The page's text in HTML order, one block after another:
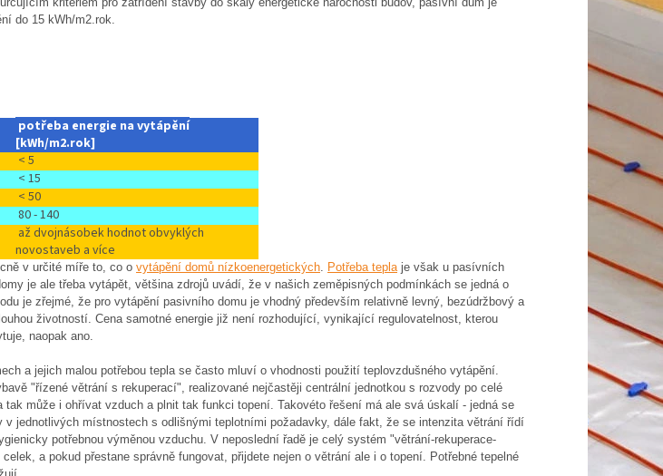
do 15 kWh/m2.rok.
potřeba energie na vytápění
[kWh/m2.rok]
< 5
< 15
< 50
80 - 140
až dvojnásobek hodnot obvyklých
novostaveb a více
v určité míře to, co o vytápění domů nízkoenergetických Potřeba tepla je však u pasívních
je ale třeba vytápět, většina zdrojů uvádí, že v našich zeměpisných podmínkách se jedná o
je zřejmé, že pro vytápění pasivního domu je vhodný především relativně levný, bezúdržbový a
životností. Cena samotné energie již není rozhodující, vynikající regulovatelnost, kterou
naopak ano.
a jejich malou potřebou tepla se často mluví o vhodnosti použití teplovzdušného vytápění.
"řízené větrání s rekuperací", realizované nejčastěji centrální jednotkou s rozvody po celé
tak může i ohřívat vzduch a plnit tak funkci topení. Takovéto řešení má ale svá úskalí - jedná se
v jednotlivých místnostech s odlišnými teplotními požadavky, dále fakt, že se intenzita větrání řídí
potřebnou výměnou vzduchu. V neposlední řadě je celý systém "větrání-rekuperace-
a pokud přestane správně fungovat, přijdete nejen o větrání ale i o topení. Potřebné tepelné